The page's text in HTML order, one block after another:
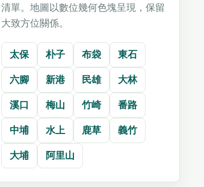
清單。地圖以數位幾何色塊呈現，保留
大致方位關係。
太保 朴子 布袋 東石
六腳 新港 民雄 大林
溪口 梅山 竹崎 番路
中埔 水上 鹿草 義竹
大埔 阿里山